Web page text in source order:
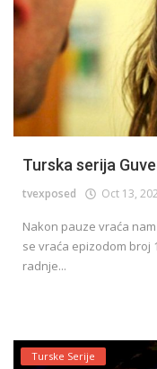
Turska serija
tvexposed Oct 13,
Nakon pauze vraća
se vraća epizodom broj
radnje...
Turske Serije